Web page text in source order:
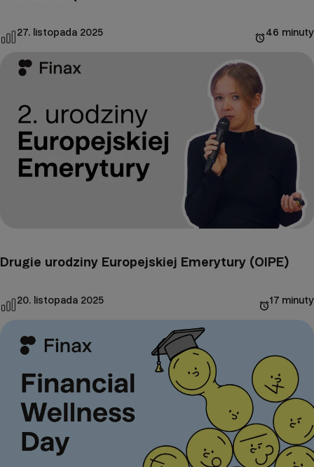
27. listopada 2025 46 minuty
Drugie urodziny Europejskiej Emerytury (OIPE)
20. listopada 2025 17 minuty